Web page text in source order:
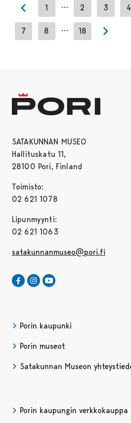
Previous page
1 … 2 3 4
7 8 … 18
Next
SATAKUNNAN MUSEO
Hallituskatu 11,
28100 Pori, Finland
Toimisto:
02 621 1078
Lipunmyynti:
02 621 1063
satakunnanmuseo@pori.fi
Satakunnan Museo
Avautuu uudessa välilehdessä
Satakunnan Museo
Avautuu uudessa
Porin kaupunki
Porin museot
Satakunnan Museon
Porin kaupungin verkkokauppa